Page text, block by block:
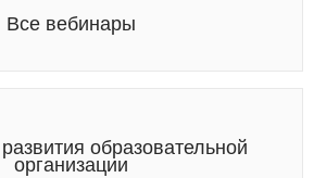
Все вебинары
образовательной
организации